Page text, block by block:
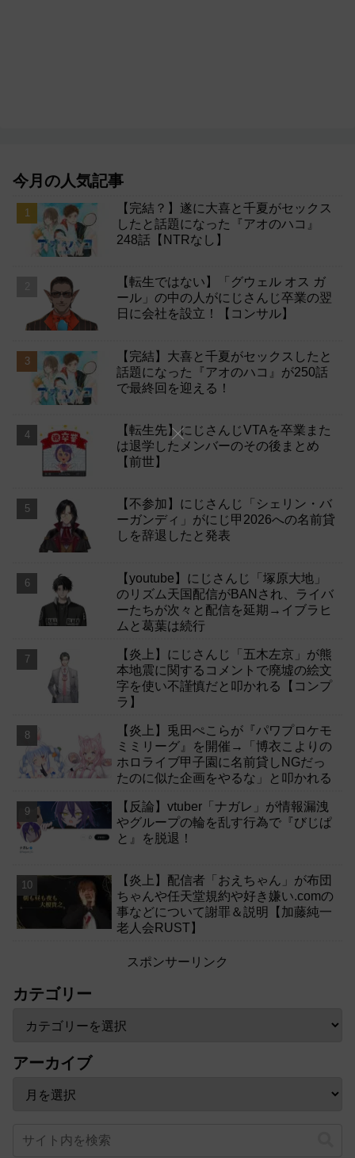
今月の人気記事
【完結？】遂に大喜と千夏がセックス
したと話題になった『アオのハコ』
248話【NTRなし】
【転生ではない】「グウェル オス ガ
ール」の中の人がにじさんじ卒業の翌
日に会社を設立！【コンサル】
【完結】大喜と千夏がセックスしたと
話題になった『アオのハコ』が250話
で最終回を迎える！
【転生先】にじさんじVTAを卒業また
は退学したメンバーのその後まとめ
【前世】
【不参加】にじさんじ「シェリン・バ
ーガンディ」がにじ甲2026への名前貸
しを辞退したと発表
【youtube】にじさんじ「塚原大地」
のリズム天国配信がBANされ、ライバ
ーたちが次々と配信を延期→イブラヒ
ムと葛葉は続行
【炎上】にじさんじ「五木左京」が熊
本地震に関するコメントで廃墟の絵文
字を使い不謹慎だと叩かれる【コンプ
ラ】
【炎上】兎田ぺこらが『パワプロケモ
ミミリーグ』を開催→「博衣こよりの
ホロライブ甲子園に名前貸しNGだっ
たのに似た企画をやるな」と叩かれる
【反論】vtuber「ナガレ」が情報漏洩
やグループの輪を乱す行為で『びじぱ
と』を脱退！
【炎上】配信者「おえちゃん」が布団
ちゃんや任天堂規約や好き嫌い.comの
事などについて謝罪＆説明【加藤純一
老人会RUST】
スポンサーリンク
カテゴリー
アーカイブ